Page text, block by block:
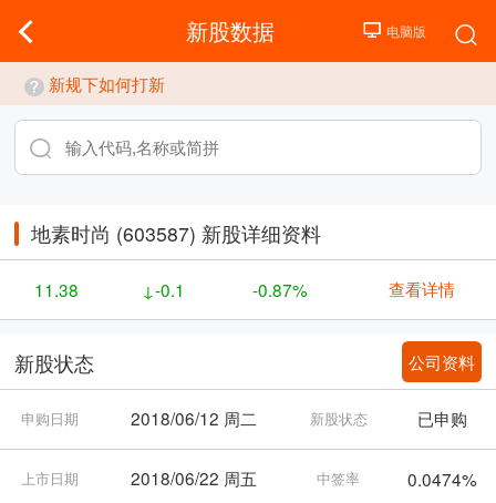
新股数据
新规下如何打新
地素时尚 (603587) 新股详细资料
11.38 ↓-0.1 -0.87% 查看详情
新股状态 公司资料
申购日期 2018/06/12 周二 新股状态 已申购
上市日期 2018/06/22 周五 中签率 0.0474%